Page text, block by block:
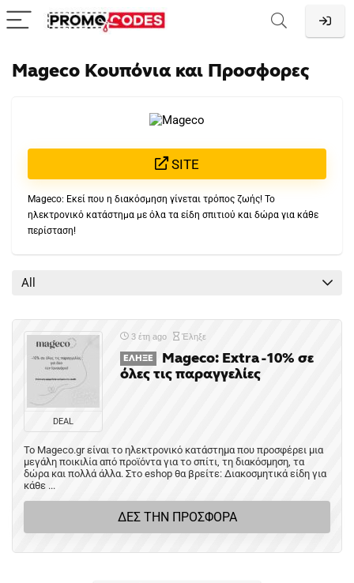
Mageco Κουπόνια και Προσφορες
SITE
Mageco: Εκεί που η διακόσμηση γίνεται τρόπος ζωής! Το
ηλεκτρονικό κατάστημα με όλα τα είδη σπιτιού και δώρα για κάθε
περίσταση!
All
DEAL
3 έτη ago Έληξε
ΈΛΗΞΕ
Mageco: Extra -10% σε
όλες τις παραγγελίες
Το Mageco.gr είναι το ηλεκτρονικό κατάστημα που προσφέρει μια
μεγάλη ποικιλία από προϊόντα για το σπίτι, τη διακόσμηση, τα
δώρα και πολλά άλλα. Στο eshop θα βρείτε: Διακοσμητικά είδη για
κάθε ...
ΔΕΣ ΤΗΝ ΠΡΟΣΦΟΡΑ